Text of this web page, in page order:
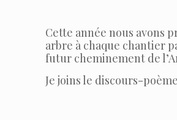
Cette année nous avons
arbre à chaque chantier
futur cheminement de
Je joins le discours-